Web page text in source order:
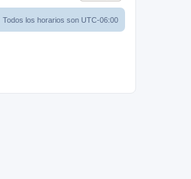
Todos los horarios son UTC-06:00